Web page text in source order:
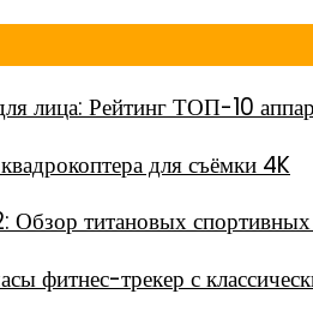
лица: Рейтинг ТОП-10
для съёмки 4K
титановых
фитнес-трекер с